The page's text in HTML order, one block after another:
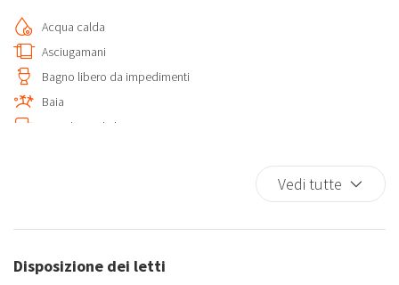
Acqua calda
Asciugamani
Bagno libero da impedimenti
Baia
Biancheria da letto
Internet wireless
Lavatrice/Asciugatrice
Vedi tutte
Disposizione dei letti